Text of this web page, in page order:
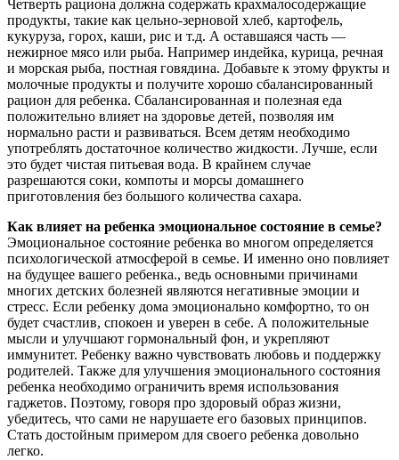
Четверть рациона должна содержать крахмалосодержащие
продукты, такие как цельно-зерновой хлеб, картофель,
кукуруза, горох, каши, рис и т.д. А оставшаяся часть —
нежирное мясо или рыба. Например индейка, курица, речная
и морская рыба, постная говядина. Добавьте к этому фрукты и
молочные продукты и получите хорошо сбалансированный
рацион для ребенка. Сбалансированная и полезная еда
положительно влияет на здоровье детей, позволяя им
нормально расти и развиваться. Всем детям необходимо
употреблять достаточное количество жидкости. Лучше, если
это будет чистая питьевая вода. В крайнем случае
разрешаются соки, компоты и морсы домашнего
приготовления без большого количества сахара.
Как влияет на ребенка эмоциональное состояние в семье?
Эмоциональное состояние ребенка во многом определяется
психологической атмосферой в семье. И именно оно повлияет
на будущее вашего ребенка., ведь основными причинами
многих детских болезней являются негативные эмоции и
стресс. Если ребенку дома эмоционально комфортно, то он
будет счастлив, спокоен и уверен в себе. А положительные
мысли и улучшают гормональный фон, и укрепляют
иммунитет. Ребенку важно чувствовать любовь и поддержку
родителей. Также для улучшения эмоционального состояния
ребенка необходимо ограничить время использования
гаджетов. Поэтому, говоря про здоровый образ жизни,
убедитесь, что сами не нарушаете его базовых принципов.
Стать достойным примером для своего ребенка довольно
легко.